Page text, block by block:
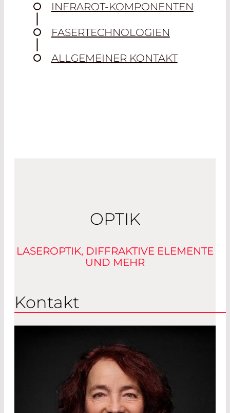
INFRAROT-KOMPONENTEN
FASERTECHNOLOGIEN
ALLGEMEINER KONTAKT
OPTIK
LASEROPTIK, DIFFRAKTIVE ELEMENTE
UND MEHR
Kontakt